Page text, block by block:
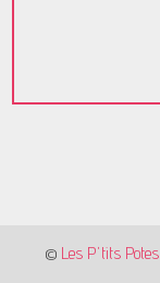
© Les P'tits Potes